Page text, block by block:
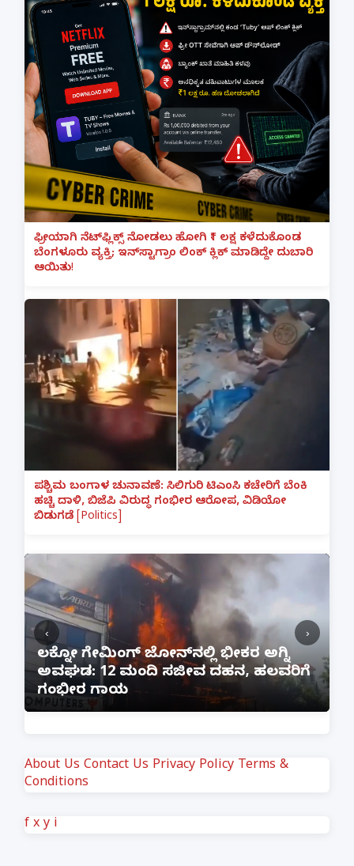
ಫ್ರೀಯಾಗಿ ನೆಟ್‌ಫ್ಲಿಕ್ಸ್ ನೋಡಲು ಹೋಗಿ ₹1 ಲಕ್ಷ ಕಳೆದುಕೊಂಡ
ಬೆಂಗಳೂರು ವ್ಯಕ್ತಿ; ಇನ್‌ಸ್ಟಾಗ್ರಾಂ ಲಿಂಕ್ ಕ್ಲಿಕ್ ಮಾಡಿದ್ದೇ ದುಬಾರಿ
ಆಯಿತು!
ಪಶ್ಚಿಮ ಬಂಗಾಳ ಚುನಾವಣೆ: ಸಿಲಿಗುರಿ ಟಿಎಂಸಿ ಕಚೇರಿಗೆ ಬೆಂಕಿ
ಹಚ್ಚಿ ದಾಳಿ, ಬಿಜೆಪಿ ವಿರುದ್ಧ ಗಂಭೀರ ಆರೋಪ, ವಿಡಿಯೋ
ಬಿಡುಗಡೆ [Politics]
ಲಕ್ನೋ ಗೇಮಿಂಗ್ ಜೋನ್‌ನಲ್ಲಿ ಭೀಕರ ಅಗ್ನಿ
ಅವಘಡ: 12 ಮಂದಿ ಸಜೀವ ದಹನ, ಹಲವರಿಗೆ
ಗಂಭೀರ ಗಾಯ
‹ ›
About Us Contact Us Privacy Policy Terms &
Conditions
f x y i